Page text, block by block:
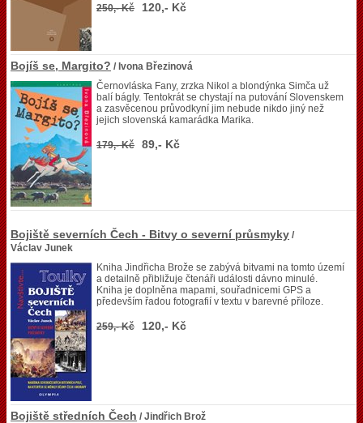
250,- Kč 120,- Kč
Bojíš se, Margito? / Ivona Březinová
Černovláska Fany, zrzka Nikol a blondýnka Simča už
balí bágly. Tentokrát se chystají na putování Slovenskem
a zasvěcenou průvodkyní jim nebude nikdo jiný než
jejich slovenská kamarádka Marika.
179,- Kč 89,- Kč
Bojiště severních Čech - Bitvy o severní průsmyky /
Václav Junek
Kniha Jindřicha Brože se zabývá bitvami na tomto území
a detailně přibližuje čtenáři události dávno minulé.
Kniha je doplněna mapami, souřadnicemi GPS a
především řadou fotografií v textu v barevné příloze.
259,- Kč 120,- Kč
Bojiště středních Čech / Jindřich Brož